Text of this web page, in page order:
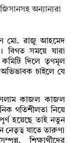
অন্যান্যরা
মো. রাজু আহমেদ
বিগত সময়ে যারা
কমিটি দিলে তৃণমূল
চাইলে যে
কাজল কাজল
গতিশীলতা নিয়ে
হয়েছে তাই নতুন
নেতৃত্ব যাতে তারুণ্য
শিক্ষার্থীদের